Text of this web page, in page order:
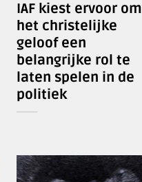
IAF kiest ervoor om
het christelijke
geloof een
belangrijke rol te
laten spelen in de
politiek